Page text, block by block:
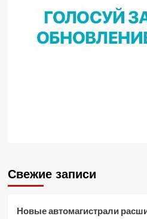
Свежие записи
Новые автомагистрали